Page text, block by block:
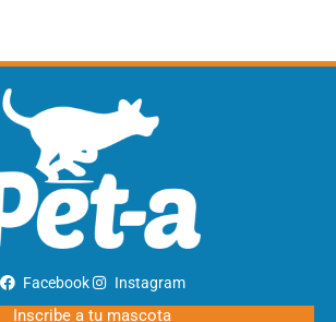
Facebook Instagram
Inscribe a tu mascota